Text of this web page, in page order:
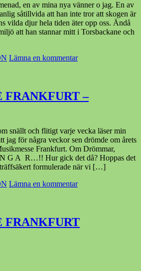
en av mina nya vänner o jag. En av
såtillvida att han inte tror att skogen är
vilda djur hela tiden äter opp oss. Ändå
att han stannar mitt i Torsbackane och
Lämna en kommentar
FRANKFURT –
snällt och flitigt varje vecka läser min
jag för några veckor sen drömde om årets
Frankfurt. Om Drömmar,
G A R…!! Hur gick det då? Hoppas det
formulerade när vi […]
Lämna en kommentar
FRANKFURT